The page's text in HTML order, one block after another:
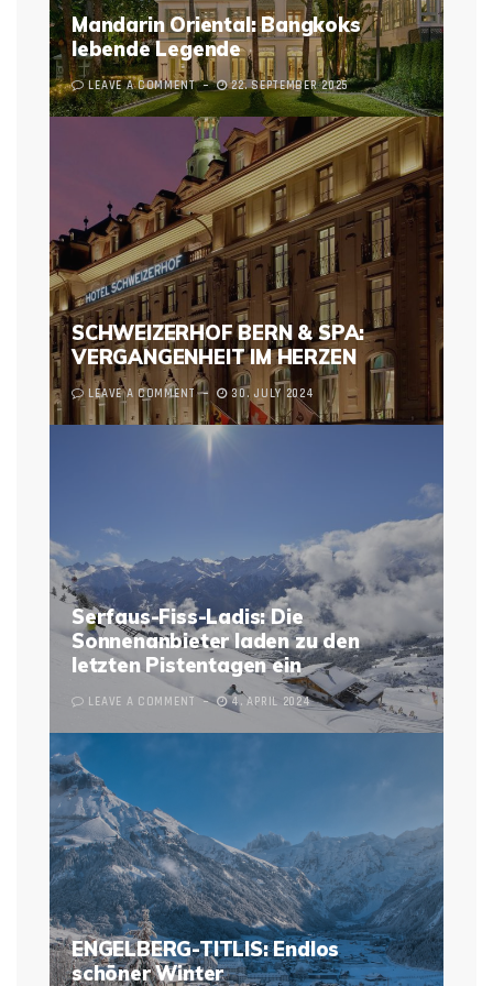
Mandarin Oriental: Bangkoks
lebende Legende
LEAVE A COMMENT 22. SEPTEMBER 2025
SCHWEIZERHOF BERN & SPA:
VERGANGENHEIT IM HERZEN
LEAVE A COMMENT 30. JULY 2024
Serfaus-Fiss-Ladis: Die
Sonnenanbieter laden zu den
letzten Pistentagen ein
LEAVE A COMMENT 4. APRIL 2024
ENGELBERG-TITLIS: Endlos
schöner Winter